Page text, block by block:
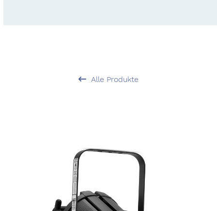
Alle Produkte